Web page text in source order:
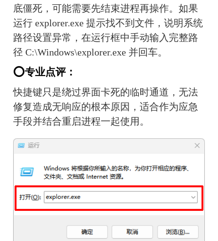
底僵死，可能需要先结束进程再操作。如果
运行 explorer.exe 提示找不到文件，说明系统
路径设置异常，在运行框中手动输入完整路
径 C:\Windows\explorer.exe 并回车。
⭕专业点评：
快捷键只是绕过界面卡死的临时通道，无法
修复造成无响应的根本原因，适合作为应急
手段并结合重启进程一起使用。